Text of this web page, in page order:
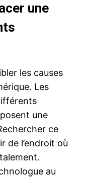
une
les causes
Les
une
ce
de l’endroit où
au